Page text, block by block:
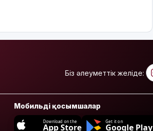
Біз әлеуметтік желіде:
Мобильді қосымшалар
Download on the
App Store
Get it on
Google Play